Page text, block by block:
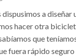
dispusimos a
hacer otra
que
fuera rápido